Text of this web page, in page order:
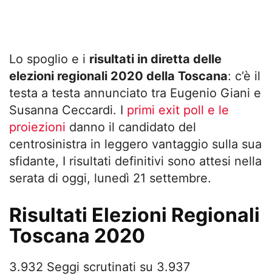
Lo spoglio e i risultati in diretta delle
elezioni regionali 2020 della Toscana: c’è il
testa a testa annunciato tra Eugenio Giani e
Susanna Ceccardi. I primi exit poll e le
proiezioni danno il candidato del
centrosinistra in leggero vantaggio sulla sua
sfidante, I risultati definitivi sono attesi nella
serata di oggi, lunedì 21 settembre.
Risultati Elezioni Regionali
Toscana 2020
3.932 Seggi scrutinati su 3.937